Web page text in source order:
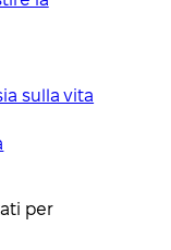
sulla vita
per